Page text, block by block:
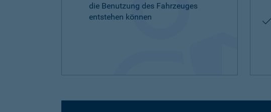
die Benutzung des Fahrzeuges
entstehen können